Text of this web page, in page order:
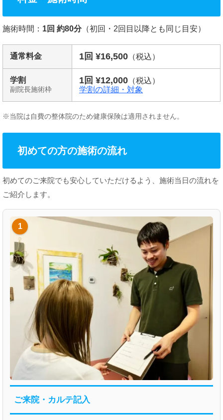
施術時間： 1回 約80分（初回・2回目以降とも同じ目安）
通常料金 1回 ¥16,500 （税込）
学割
副院長施術枠
1回 ¥12,000 （税込）
学割の詳細・対象
※当院は自費の整体院のため健康保険は適用されません。
初めての方の施術の流れ
初めてのご来院でも安心していただけるよう、施術当日の流れを
ご紹介します。
1
ご来院・カルテ記入